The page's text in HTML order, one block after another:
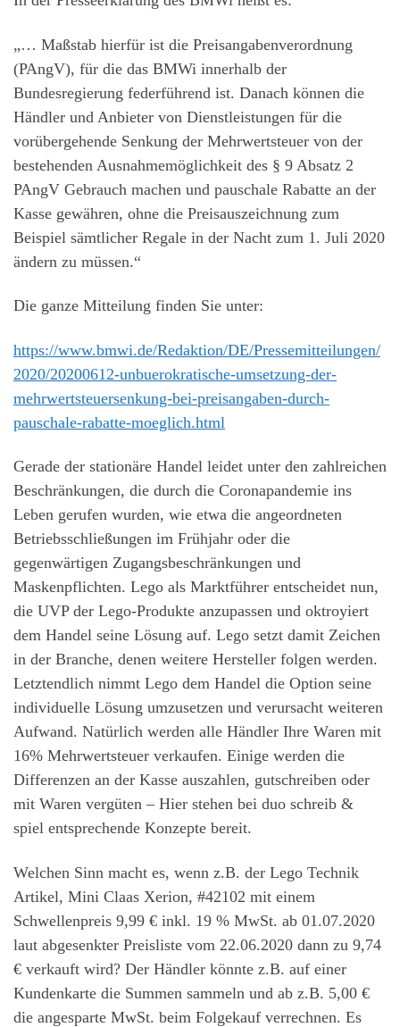
„… Maßstab hierfür ist die Preisangabenverordnung
(PAngV), für die das BMWi innerhalb der
Bundesregierung federführend ist. Danach können die
Händler und Anbieter von Dienstleistungen für die
vorübergehende Senkung der Mehrwertsteuer von der
bestehenden Ausnahmemöglichkeit des § 9 Absatz 2
PAngV Gebrauch machen und pauschale Rabatte an der
Kasse gewähren, ohne die Preisauszeichnung zum
Beispiel sämtlicher Regale in der Nacht zum 1. Juli 2020
ändern zu müssen.“
Die ganze Mitteilung finden Sie unter:
https://www.bmwi.de/Redaktion/DE/Pressemitteilungen/
2020/20200612-unbuerokratische-umsetzung-der-
mehrwertsteuersenkung-bei-preisangaben-durch-
pauschale-rabatte-moeglich.html
Gerade der stationäre Handel leidet unter den zahlreichen
Beschränkungen, die durch die Coronapandemie ins
Leben gerufen wurden, wie etwa die angeordneten
Betriebsschließungen im Frühjahr oder die
gegenwärtigen Zugangsbeschränkungen und
Maskenpflichten. Lego als Marktführer entscheidet nun,
die UVP der Lego-Produkte anzupassen und oktroyiert
dem Handel seine Lösung auf. Lego setzt damit Zeichen
in der Branche, denen weitere Hersteller folgen werden.
Letztendlich nimmt Lego dem Handel die Option seine
individuelle Lösung umzusetzen und verursacht weiteren
Aufwand. Natürlich werden alle Händler Ihre Waren mit
16% Mehrwertsteuer verkaufen. Einige werden die
Differenzen an der Kasse auszahlen, gutschreiben oder
mit Waren vergüten – Hier stehen bei duo schreib &
spiel entsprechende Konzepte bereit.
Welchen Sinn macht es, wenn z.B. der Lego Technik
Artikel, Mini Claas Xerion, #42102 mit einem
Schwellenpreis 9,99 € inkl. 19 % MwSt. ab 01.07.2020
laut abgesenkter Preisliste vom 22.06.2020 dann zu 9,74
€ verkauft wird? Der Händler könnte z.B. auf einer
Kundenkarte die Summen sammeln und ab z.B. 5,00 €
die angesparte MwSt. beim Folgekauf verrechnen. Es